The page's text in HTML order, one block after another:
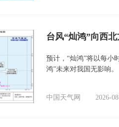
台风“灿鸿”向西
预计，“灿鸿”将以每小
鸿”未来对我国无影响。
中国天气网 2026-